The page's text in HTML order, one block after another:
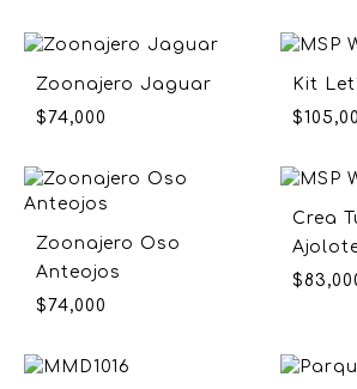
Zoonajero Jaguar
$ 74,000
Kit
$
Zoonajero Oso
Anteojos
$ 74,000
Crea
$